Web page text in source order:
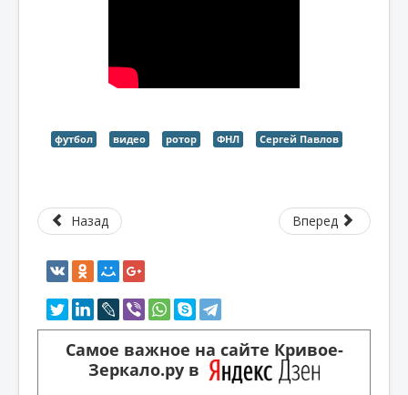
футбол видео ротор ФНЛ Сергей Павлов
Назад Вперед
Самое важное на сайте Кривое-
Зеркало.ру в